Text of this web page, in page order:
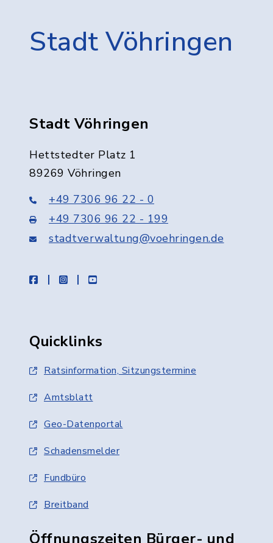
Stadt Vöhringen
Stadt Vöhringen
Hettstedter Platz 1
89269 Vöhringen
+49 7306 96 22 - 0
+49 7306 96 22 - 199
stadtverwaltung@voehringen.de
facebookinstagramyoutube
Quicklinks
Ratsinformation, Sitzungstermine
Amtsblatt
Geo-Datenportal
Schadensmelder
Fundbüro
Breitband
Öffnungszeiten Bürger- und